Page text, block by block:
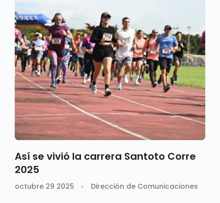
Así se vivió la carrera Santoto Corre
2025
octubre 29 2025 Dirección de Comunicaciones